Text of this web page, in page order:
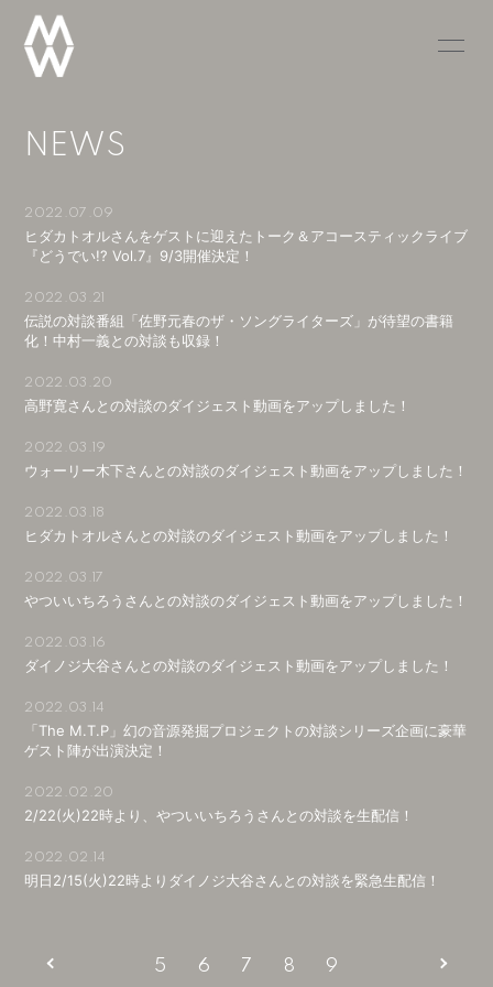
SCHEDULE
PROFILE
DISCOGRAPHY GOODS
BLOG MOVIE
会員登録
NEWS
2022.07.09
ヒダカトオルさんをゲストに迎えたトーク＆アコースティックライブ
『どうでい!? Vol.7』9/3開催決定！
2022.03.21
伝説の対談番組「佐野元春のザ・ソングライターズ」が待望の書籍
化！中村一義との対談も収録！
2022.03.20
高野寛さんとの対談のダイジェスト動画をアップしました！
2022.03.19
ウォーリー木下さんとの対談のダイジェスト動画をアップしました！
2022.03.18
ヒダカトオルさんとの対談のダイジェスト動画をアップしました！
2022.03.17
やついいちろうさんとの対談のダイジェスト動画をアップしました！
2022.03.16
ダイノジ大谷さんとの対談のダイジェスト動画をアップしました！
2022.03.14
「The M.T.P」幻の音源発掘プロジェクトの対談シリーズ企画に豪華
ゲスト陣が出演決定！
2022.02.20
2/22(火)22時より、やついいちろうさんとの対談を生配信！
2022.02.14
明日2/15(火)22時よりダイノジ大谷さんとの対談を緊急生配信！
5 6 7 8 9